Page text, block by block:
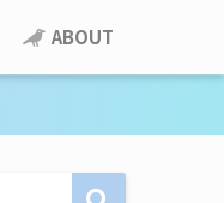
ABOUT